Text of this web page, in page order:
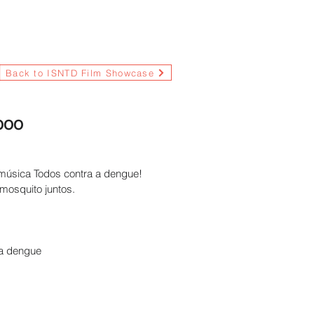
Back to ISNTD Film Showcase
Todos contra a dengue!
juntos.
dengue